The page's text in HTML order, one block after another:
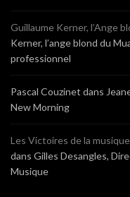
Guillaume Kerner, l’Ange
Kerner, l’ange blond du
professionnel
Pascal Couzinet dans
New Morning
Les Victoires de la
dans Gilles Desangles,
Musique